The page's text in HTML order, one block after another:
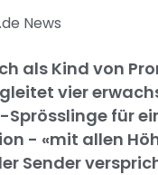
News
als Kind von
vier
für
- «mit allen
Sender